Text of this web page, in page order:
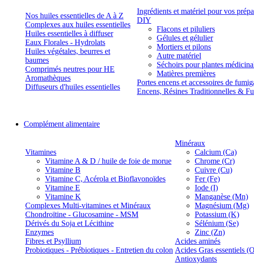
Nos huiles essentielles de A à Z
Complexes aux huiles essentielles
Huiles essentielles à diffuser
Eaux Florales - Hydrolats
Huiles végétales, beurres et
baumes
Comprimés neutres pour HE
Aromathèques
Diffuseurs d'huiles essentielles
Ingrédients et matériel pour vos
DIY
Flacons et piluliers
Gélules et gélulier
Mortiers et pilons
Autre matériel
Séchoirs pour plantes
Matières premières
Portes encens et accessoires de
Encens, Résines Traditionnelles &
Complément alimentaire
Vitamines
Vitamine A & D / huile de foie de morue
Vitamine B
Vitamine C, Acérola et Bioflavonoïdes
Vitamine E
Vitamine K
Complexes Multi-vitamines et Minéraux
Chondroïtine - Glucosamine - MSM
Dérivés du Soja et Lécithine
Enzymes
Fibres et Psyllium
Probiotiques - Prébiotiques - Entretien du colon
Minéraux
Calcium (Ca)
Chrome (Cr)
Cuivre (Cu)
Fer (Fe)
Iode (I)
Manganèse (Mn)
Magnésium (Mg)
Potassium (K)
Sélénium (Se)
Zinc (Zn)
Acides aminés
Acides Gras essentiels
Antioxydants